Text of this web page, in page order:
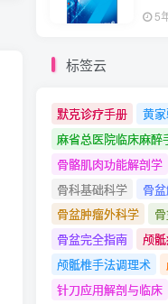
5
标签云
默克诊疗手册 黄
麻省总医院临床麻醉
骨骼肌肉功能解剖学
骨科基础科学
骨
骨盆肿瘤外科学
骨盆完全指南
颅
颅骶椎手法调理术
针刀应用解剖与临床